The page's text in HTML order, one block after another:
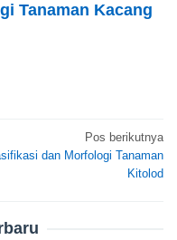
Tanaman Kacang
Pos berikutnya
dan Morfologi Tanaman
Kitolod